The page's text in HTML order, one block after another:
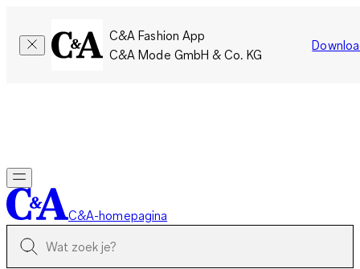
C&A Fashion App
C&A Mode GmbH & Co. KG
C&A-homepagina